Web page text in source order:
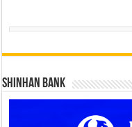
SHINHAN BANK